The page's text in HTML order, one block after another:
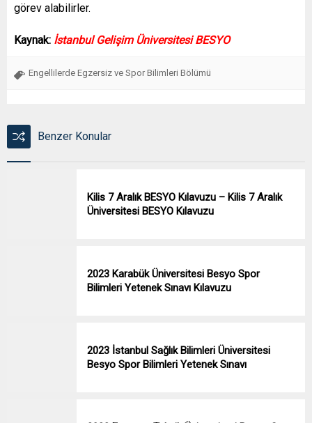
görev alabilirler.
Kaynak: İstanbul Gelişim Üniversitesi BESYO
Engellilerde Egzersiz ve Spor Bilimleri Bölümü
Benzer Konular
Kilis 7 Aralık BESYO Kılavuzu – Kilis 7 Aralık
Üniversitesi BESYO Kılavuzu
2023 Karabük Üniversitesi Besyo Spor
Bilimleri Yetenek Sınavı Kılavuzu
2023 İstanbul Sağlık Bilimleri Üniversitesi
Besyo Spor Bilimleri Yetenek Sınavı